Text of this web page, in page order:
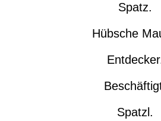
Spatz.
Hübsche
Spatzl.